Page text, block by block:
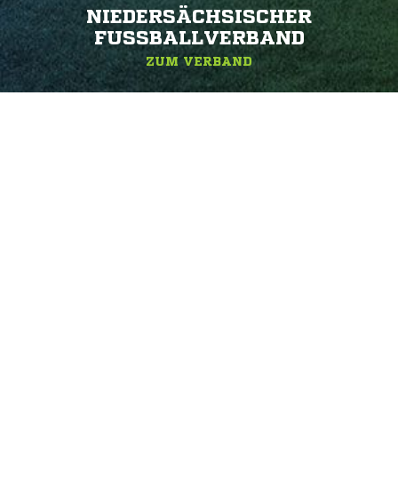
NIEDERSÄCHSISCHER
FUSSBALLVERBAND
ZUM VERBAND